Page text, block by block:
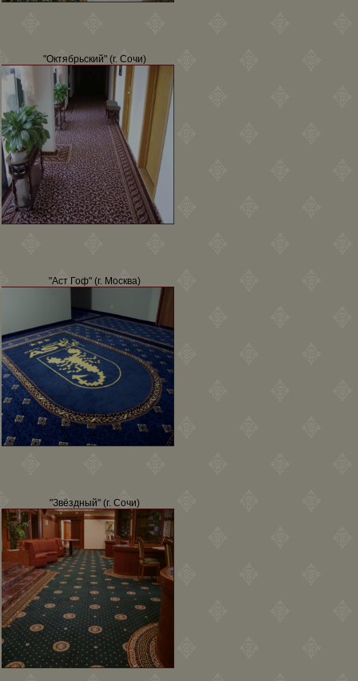
"Октябрьский" (г. Сочи)
"Аст Гоф" (г. Москва)
"Звёздный" (г. Сочи)